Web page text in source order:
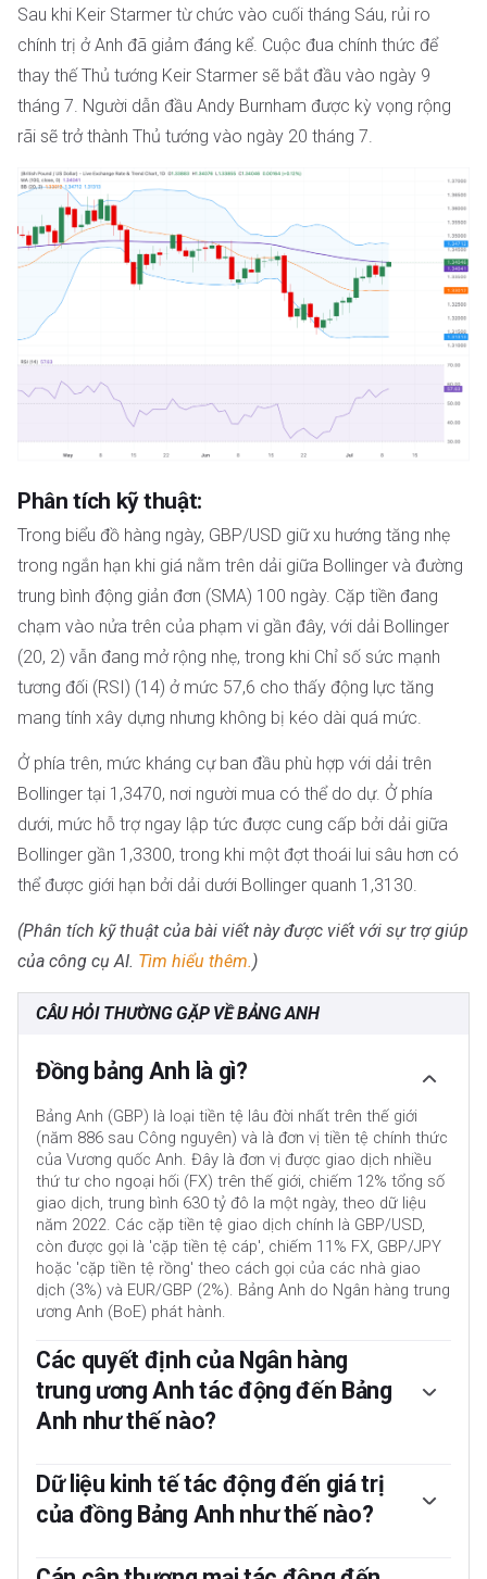
Sau khi Keir Starmer từ chức vào cuối tháng Sáu, rủi ro
chính trị ở Anh đã giảm đáng kể. Cuộc đua chính thức để
thay thế Thủ tướng Keir Starmer sẽ bắt đầu vào ngày 9
tháng 7. Người dẫn đầu Andy Burnham được kỳ vọng rộng
rãi sẽ trở thành Thủ tướng vào ngày 20 tháng 7.
Phân tích kỹ thuật:
Trong biểu đồ hàng ngày, GBP/USD giữ xu hướng tăng nhẹ
trong ngắn hạn khi giá nằm trên dải giữa Bollinger và đường
trung bình động giản đơn (SMA) 100 ngày. Cặp tiền đang
chạm vào nửa trên của phạm vi gần đây, với dải Bollinger
(20, 2) vẫn đang mở rộng nhẹ, trong khi Chỉ số sức mạnh
tương đối (RSI) (14) ở mức 57,6 cho thấy động lực tăng
mang tính xây dựng nhưng không bị kéo dài quá mức.
Ở phía trên, mức kháng cự ban đầu phù hợp với dải trên
Bollinger tại 1,3470, nơi người mua có thể do dự. Ở phía
dưới, mức hỗ trợ ngay lập tức được cung cấp bởi dải giữa
Bollinger gần 1,3300, trong khi một đợt thoái lui sâu hơn có
thể được giới hạn bởi dải dưới Bollinger quanh 1,3130.
(Phân tích kỹ thuật của bài viết này được viết với sự trợ giúp
của công cụ AI. Tìm hiểu thêm.)
CÂU HỎI THƯỜNG GẶP VỀ BẢNG ANH
Đồng bảng Anh là gì?
Bảng Anh (GBP) là loại tiền tệ lâu đời nhất trên thế giới
(năm 886 sau Công nguyên) và là đơn vị tiền tệ chính thức
của Vương quốc Anh. Đây là đơn vị được giao dịch nhiều
thứ tư cho ngoại hối (FX) trên thế giới, chiếm 12% tổng số
giao dịch, trung bình 630 tỷ đô la một ngày, theo dữ liệu
năm 2022. Các cặp tiền tệ giao dịch chính là GBP/USD,
còn được gọi là 'cặp tiền tệ cáp', chiếm 11% FX, GBP/JPY
hoặc 'cặp tiền tệ rồng' theo cách gọi của các nhà giao
dịch (3%) và EUR/GBP (2%). Bảng Anh do Ngân hàng trung
ương Anh (BoE) phát hành.
Các quyết định của Ngân hàng
trung ương Anh tác động đến Bảng
Anh như thế nào?
Anh là chính sách tiền tệ do Ngân hàng trung ương Anh
quyết định. BoE đưa ra quyết định dựa trên việc liệu họ có
đạt được mục tiêu chính là “ổn định giá cả” hay không – tỷ
đạt được mục tiêu này là điều chỉnh lãi suất. Khi lạm phát
Dữ liệu kinh tế tác động đến giá trị
của đồng Bảng Anh như thế nào?
thể tác động đến giá trị của Bảng Anh. Các chỉ số như